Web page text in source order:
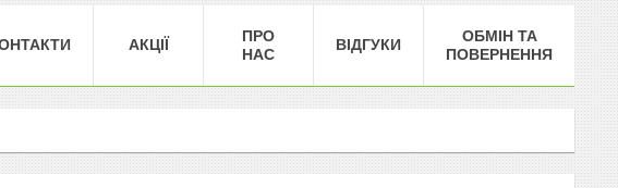
АКЦІЇ
ПРО
НАС
ВІДГУКИ
ОБМІН ТА
ПОВЕРНЕННЯ